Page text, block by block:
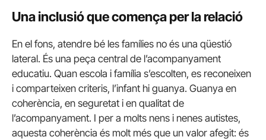
Una inclusió que comença per la relació
En el fons, atendre bé les famílies no és una qüestió
lateral. És una peça central de l’acompanyament
educatiu. Quan escola i família s’escolten, es reconeixen
i comparteixen criteris, l’infant hi guanya. Guanya en
coherència, en seguretat i en qualitat de
l’acompanyament. I per a molts nens i nenes autistes,
aquesta coherència és molt més que un valor afegit: és